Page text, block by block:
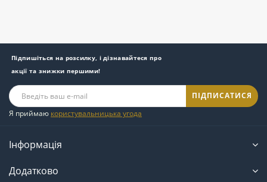
Підпишіться на розсилку, і дізнавайтеся про
акції та знижки першими!
ПІДПИСАТИСЯ
Я приймаю користувальницька угода
Інформація
Додатково